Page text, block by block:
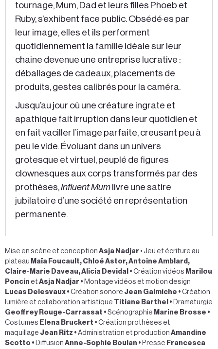
tournage, Mum, Dad et leurs filles Phoeb et
Ruby, s’exhibent face public. Obsédé·es par
leur image, elles et ils performent
quotidiennement la famille idéale sur leur
chaine devenue une entreprise lucrative :
déballages de cadeaux, placements de
produits, gestes calibrés pour la caméra.
Jusqu’au jour où une créature ingrate et
apathique fait irruption dans leur quotidien et
en fait vaciller l’image parfaite, creusant peu à
peu le vide. Évoluant dans un univers
grotesque et virtuel, peuplé de figures
clownesques aux corps transformés par des
prothèses,Influent Mum livre une satire
jubilatoire d’une société en représentation
permanente.
Mise en scène et conception Asja Nadjar • Jeu et écriture au
plateau Maïa Foucault, Chloé Astor, Antoine Amblard,
Claire-Marie Daveau, Alicia Devidal • Création vidéos Marilou
Poncin et Asja Nadjar • Montage vidéos et motion design
Lucas Delesvaux • Création sonore Jean Galmiche • Création
lumière et collaboration artistique Titiane Barthel • Dramaturgie
Geoffrey Rouge-Carrassat • Scénographie Marine Brosse •
Costumes Elena Bruckert • Création prothèses et
maquillage Jean Ritz • Administration et production Amandine
Scotto • Diffusion Anne-Sophie Boulan • Presse Francesca